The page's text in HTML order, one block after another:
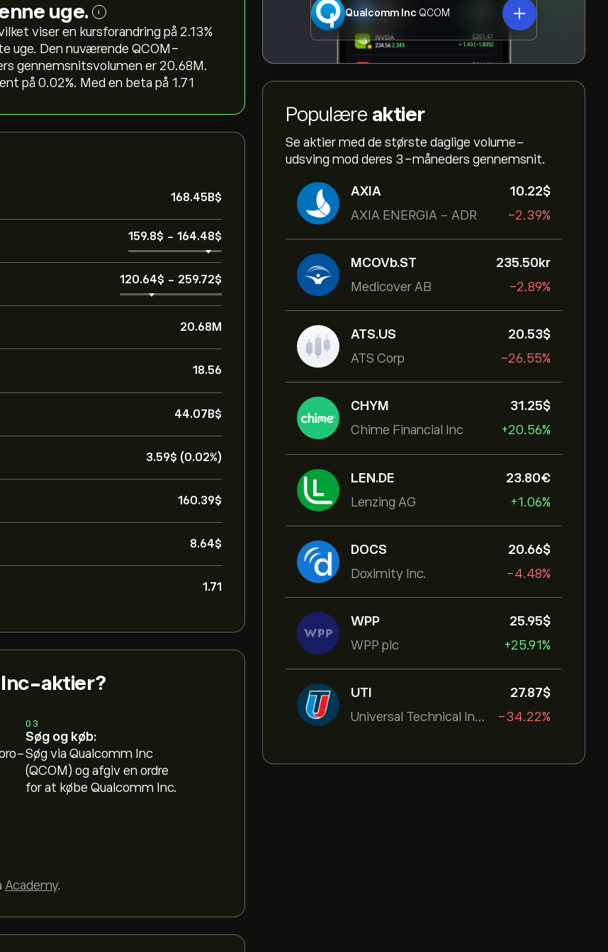
Qualcomm Inc QCOM
Populære aktier
Se aktier med de største daglige volume-
udsving mod deres 3-måneders gennemsnit.
AXIA
AXIA ENERGIA - ADR
10.22‎$‎
-2.39%
MCOVb.ST
Medicover AB
235.50‎kr‎
-2.89%
ATS.US
ATS Corp
20.53‎$‎
-26.55%
CHYM
Chime Financial Inc
31.25‎$‎
+20.56%
LEN.DE
Lenzing AG
23.80‎€‎
+1.06%
DOCS
Doximity Inc.
20.66‎$‎
-4.48%
WPP
WPP plc
25.95‎$‎
+25.91%
UTI
Universal Technical Institut
27.87‎$‎
-34.22%
uge. i
viser en kursforandring på ‎2.13‎%
uge. Den nuværende QCOM-
gennemsnitsvolumen er 20.68M.
på 0.02%. Med en beta på 1.71
168.45B‎$‎
159.8‎$‎ - 164.48‎$‎
120.64‎$‎ - 259.72‎$‎
20.68M
18.56
44.07B‎$‎
3.59‎$‎ (0.02%)
160.39‎$‎
8.64‎$‎
1.71
aktier?
03
Søg og køb:
Søg via Qualcomm Inc
(QCOM) og afgiv en ordre
for at købe Qualcomm Inc.
Academy.